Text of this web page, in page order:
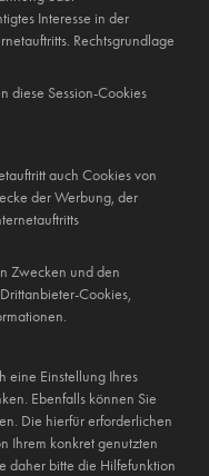
Interesse in der
Rechtsgrundlage
diese Session-Cookies
auch Cookies von
der Werbung, der
Zwecken und den
Cookies,
eine Einstellung Ihres
Ebenfalls können Sie
Die hierfür erforderlichen
Ihrem konkret genutzten
daher bitte die Hilfefunktion